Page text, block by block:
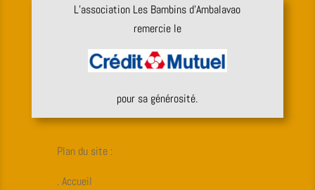
L’association Les Bambins d’Ambalavao
remercie le
pour sa générosité.
Plan du site :
. Accueil